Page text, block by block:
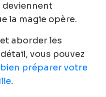
deviennent
la magie opère.
aborder les
vous pouvez
préparer votre
.